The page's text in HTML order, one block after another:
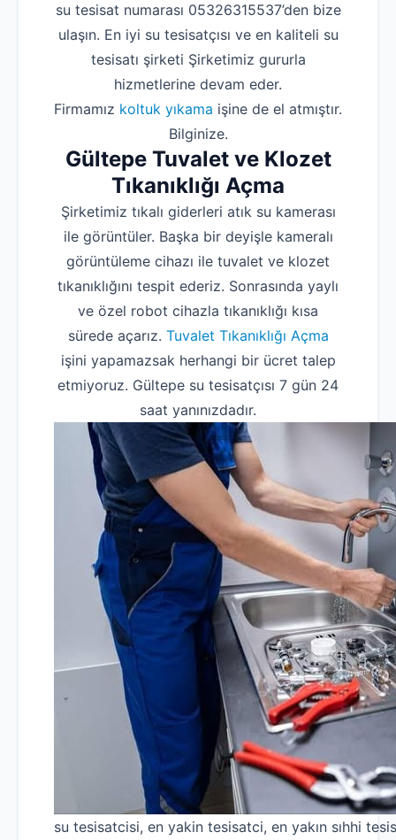
su tesisat numarası 05326315537’den bize
ulaşın. En iyi su tesisatçısı ve en kaliteli su
tesisatı şirketi Şirketimiz gururla
hizmetlerine devam eder.
Firmamız koltuk yıkama işine de el atmıştır.
Bilginize.
Gültepe Tuvalet ve Klozet
Tıkanıklığı Açma
Şirketimiz tıkalı giderleri atık su kamerası
ile görüntüler. Başka bir deyişle kameralı
görüntüleme cihazı ile tuvalet ve klozet
tıkanıklığını tespit ederiz. Sonrasında yaylı
ve özel robot cihazla tıkanıklığı kısa
sürede açarız. Tuvalet Tıkanıklığı Açma
işini yapamazsak herhangi bir ücret talep
etmiyoruz. Gültepe su tesisatçısı 7 gün 24
saat yanınızdadır.
su tesisatcisi, en yakin tesisatci, en yakın sıhhi